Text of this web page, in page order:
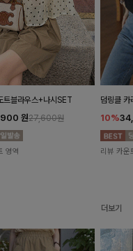
트블라우스+나시SET
원27,600원
영역
덤링클 카
10%
리뷰 카운
더보기